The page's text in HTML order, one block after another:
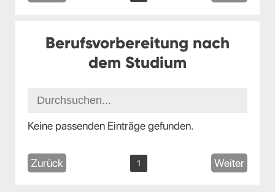
Berufsvorbereitung nach
dem Studium
Keine passenden Einträge gefunden.
Zurück 1 Weiter